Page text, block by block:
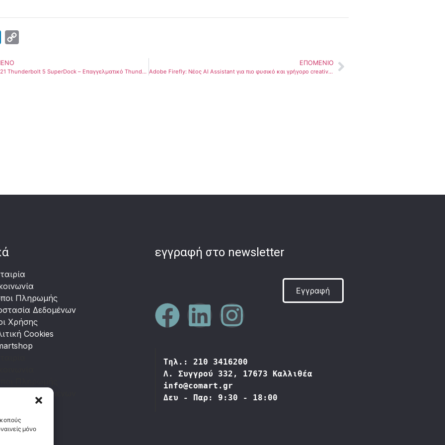
μόνο
LinkedIn
Sonnet Echo 21 Thunderbolt 5 SuperDock – Επαγγελματικό Thunderbolt 5 dock για σύγχρονα creative workflows
ΕΠΌΜΕΝΙΟ
Adobe Firefly: Νέος AI Assistant για πιο φυσικό και γρήγορο creative editing
Πληρωμής
Δεδομένων
Χρήσης
Cookies
Δεδομένων
Χρήσης
Cookies
εγγραφή στο newsletter
Εγγραφή
Τηλ.: 210 3416200
Λ. Συγγρού 332, 17673 Καλλιθέα
info@comart.gr
Δευ - Παρ: 9:30 - 18:00